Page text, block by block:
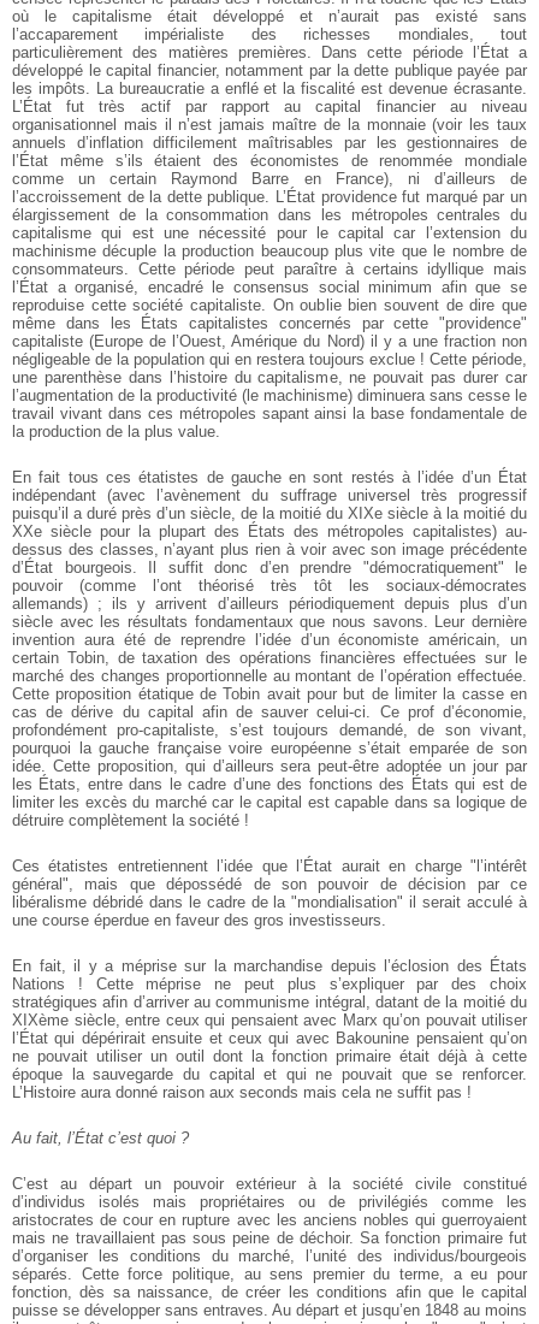
où le capitalisme était développé et n’aurait pas existé sans
l’accaparement impérialiste des richesses mondiales, tout
particulièrement des matières premières. Dans cette période l’État a
développé le capital financier, notamment par la dette publique payée par
les impôts. La bureaucratie a enflé et la fiscalité est devenue écrasante.
L’État fut très actif par rapport au capital financier au niveau
organisationnel mais il n’est jamais maître de la monnaie (voir les taux
annuels d’inflation difficilement maîtrisables par les gestionnaires de
l’État même s’ils étaient des économistes de renommée mondiale
comme un certain Raymond Barre en France), ni d’ailleurs de
l’accroissement de la dette publique. L’État providence fut marqué par un
élargissement de la consommation dans les métropoles centrales du
capitalisme qui est une nécessité pour le capital car l’extension du
machinisme décuple la production beaucoup plus vite que le nombre de
consommateurs. Cette période peut paraître à certains idyllique mais
l’État a organisé, encadré le consensus social minimum afin que se
reproduise cette société capitaliste. On oublie bien souvent de dire que
même dans les États capitalistes concernés par cette "providence"
capitaliste (Europe de l’Ouest, Amérique du Nord) il y a une fraction non
négligeable de la population qui en restera toujours exclue ! Cette période,
une parenthèse dans l’histoire du capitalisme, ne pouvait pas durer car
l’augmentation de la productivité (le machinisme) diminuera sans cesse le
travail vivant dans ces métropoles sapant ainsi la base fondamentale de
la production de la plus value.
En fait tous ces étatistes de gauche en sont restés à l’idée d’un État
indépendant (avec l’avènement du suffrage universel très progressif
puisqu’il a duré près d’un siècle, de la moitié du XIXe siècle à la moitié du
XXe siècle pour la plupart des États des métropoles capitalistes) au-
dessus des classes, n’ayant plus rien à voir avec son image précédente
d’État bourgeois. Il suffit donc d’en prendre "démocratiquement" le
pouvoir (comme l’ont théorisé très tôt les sociaux-démocrates
allemands) ; ils y arrivent d’ailleurs périodiquement depuis plus d’un
siècle avec les résultats fondamentaux que nous savons. Leur dernière
invention aura été de reprendre l’idée d’un économiste américain, un
certain Tobin, de taxation des opérations financières effectuées sur le
marché des changes proportionnelle au montant de l’opération effectuée.
Cette proposition étatique de Tobin avait pour but de limiter la casse en
cas de dérive du capital afin de sauver celui-ci. Ce prof d’économie,
profondément pro-capitaliste, s’est toujours demandé, de son vivant,
pourquoi la gauche française voire européenne s’était emparée de son
idée. Cette proposition, qui d’ailleurs sera peut-être adoptée un jour par
les États, entre dans le cadre d’une des fonctions des États qui est de
limiter les excès du marché car le capital est capable dans sa logique de
détruire complètement la société !
Ces étatistes entretiennent l’idée que l’État aurait en charge "l’intérêt
général", mais que dépossédé de son pouvoir de décision par ce
libéralisme débridé dans le cadre de la "mondialisation" il serait acculé à
une course éperdue en faveur des gros investisseurs.
En fait, il y a méprise sur la marchandise depuis l’éclosion des États
Nations ! Cette méprise ne peut plus s’expliquer par des choix
stratégiques afin d’arriver au communisme intégral, datant de la moitié du
XIXème siècle, entre ceux qui pensaient avec Marx qu’on pouvait utiliser
l’État qui dépérirait ensuite et ceux qui avec Bakounine pensaient qu’on
ne pouvait utiliser un outil dont la fonction primaire était déjà à cette
époque la sauvegarde du capital et qui ne pouvait que se renforcer.
L’Histoire aura donné raison aux seconds mais cela ne suffit pas !
Au fait, l’État c’est quoi ?
C’est au départ un pouvoir extérieur à la société civile constitué
d’individus isolés mais propriétaires ou de privilégiés comme les
aristocrates de cour en rupture avec les anciens nobles qui guerroyaient
mais ne travaillaient pas sous peine de déchoir. Sa fonction primaire fut
d’organiser les conditions du marché, l’unité des individus/bourgeois
séparés. Cette force politique, au sens premier du terme, a eu pour
fonction, dès sa naissance, de créer les conditions afin que le capital
puisse se développer sans entraves. Au départ et jusqu’en 1848 au moins